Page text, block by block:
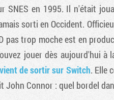
SNES en 1995. Il n'était
sorti en Occident.
pas trop moche est en
jouer dès aujourd'hui
de sortir sur Switch. Elle
John Connor : quel bordel